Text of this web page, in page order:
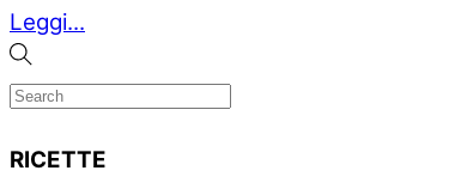
Leggi...
RICETTE